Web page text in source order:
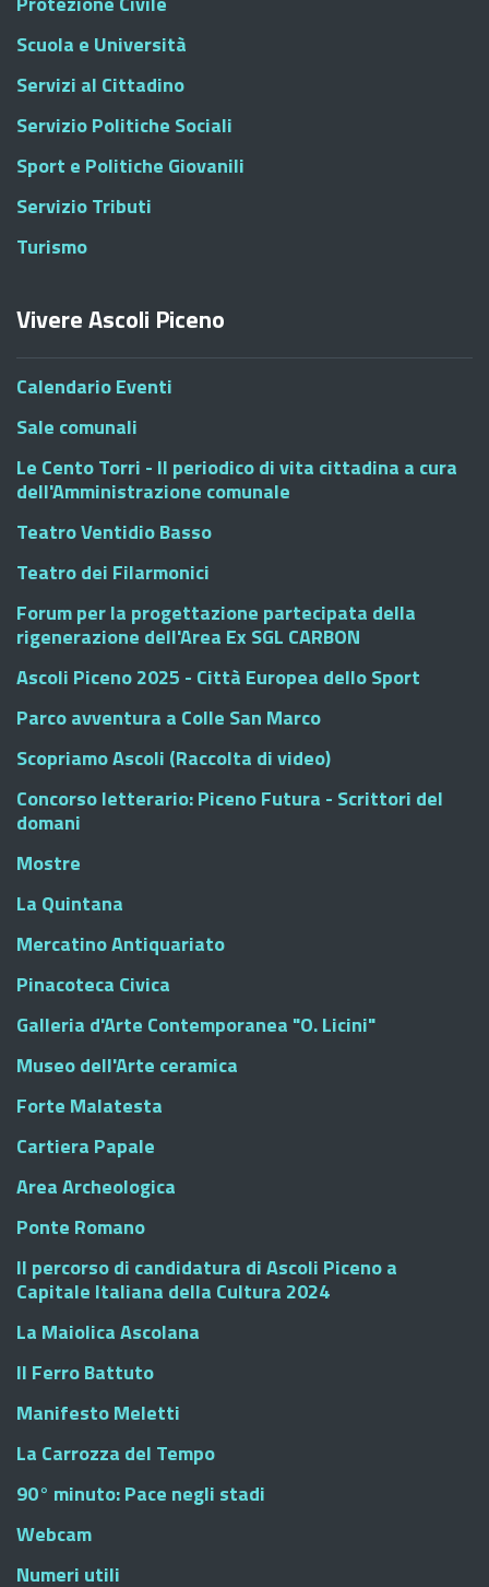
Scuola e Università
Servizi al Cittadino
Servizio Politiche Sociali
Sport e Politiche Giovanili
Servizio Tributi
Turismo
Vivere Ascoli Piceno
Calendario Eventi
Sale comunali
Le Cento Torri - Il periodico di vita cittadina a cura
dell'Amministrazione comunale
Teatro Ventidio Basso
Teatro dei Filarmonici
Forum per la progettazione partecipata della
rigenerazione dell'Area Ex SGL CARBON
Ascoli Piceno 2025 - Città Europea dello Sport
Parco avventura a Colle San Marco
Scopriamo Ascoli (Raccolta di video)
Concorso letterario: Piceno Futura - Scrittori del
domani
Mostre
La Quintana
Mercatino Antiquariato
Pinacoteca Civica
Galleria d'Arte Contemporanea "O. Licini"
Museo dell'Arte ceramica
Forte Malatesta
Cartiera Papale
Area Archeologica
Ponte Romano
Il percorso di candidatura di Ascoli Piceno a
Capitale Italiana della Cultura 2024
La Maiolica Ascolana
Il Ferro Battuto
Manifesto Meletti
La Carrozza del Tempo
90° minuto: Pace negli stadi
Webcam
Numeri utili